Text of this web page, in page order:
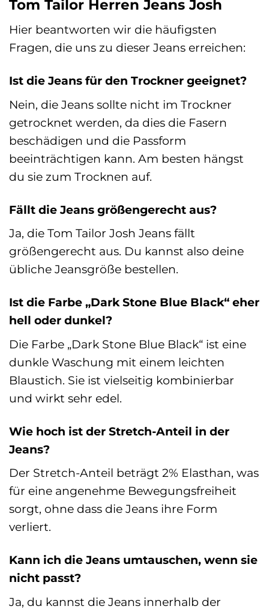
Tom Tailor Herren Jeans Josh
Hier beantworten wir die häufigsten
Fragen, die uns zu dieser Jeans erreichen:
Ist die Jeans für den Trockner geeignet?
Nein, die Jeans sollte nicht im Trockner
getrocknet werden, da dies die Fasern
beschädigen und die Passform
beeinträchtigen kann. Am besten hängst
du sie zum Trocknen auf.
Fällt die Jeans größengerecht aus?
Ja, die Tom Tailor Josh Jeans fällt
größengerecht aus. Du kannst also deine
übliche Jeansgröße bestellen.
Ist die Farbe „Dark Stone Blue Black“ eher
hell oder dunkel?
Die Farbe „Dark Stone Blue Black“ ist eine
dunkle Waschung mit einem leichten
Blaustich. Sie ist vielseitig kombinierbar
und wirkt sehr edel.
Wie hoch ist der Stretch-Anteil in der
Jeans?
Der Stretch-Anteil beträgt 2% Elasthan, was
für eine angenehme Bewegungsfreiheit
sorgt, ohne dass die Jeans ihre Form
verliert.
Kann ich die Jeans umtauschen, wenn sie
nicht passt?
Ja, du kannst die Jeans innerhalb der